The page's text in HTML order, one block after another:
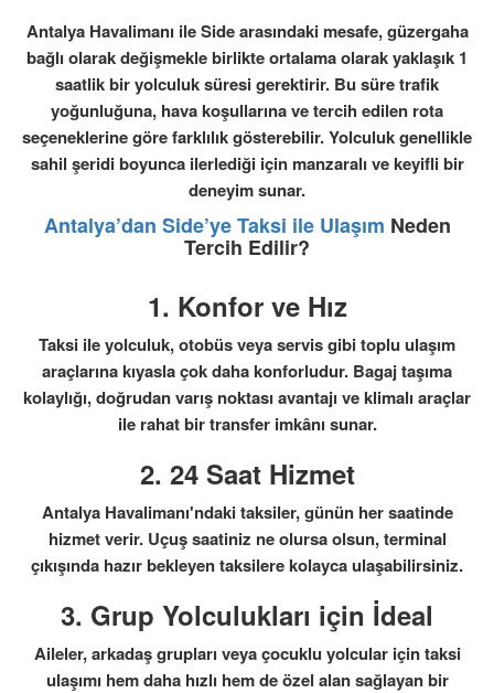
Antalya Havalimanı ile Side arasındaki mesafe, güzergaha
bağlı olarak değişmekle birlikte ortalama olarak yaklaşık 1
saatlik bir yolculuk süresi gerektirir. Bu süre trafik
yoğunluğuna, hava koşullarına ve tercih edilen rota
seçeneklerine göre farklılık gösterebilir. Yolculuk genellikle
sahil şeridi boyunca ilerlediği için manzaralı ve keyifli bir
deneyim sunar.
Antalya’dan Side’ye Taksi ile Ulaşım Neden
Tercih Edilir?
1. Konfor ve Hız
Taksi ile yolculuk, otobüs veya servis gibi toplu ulaşım
araçlarına kıyasla çok daha konforludur. Bagaj taşıma
kolaylığı, doğrudan varış noktası avantajı ve klimalı araçlar
ile rahat bir transfer imkânı sunar.
2. 24 Saat Hizmet
Antalya Havalimanı'ndaki taksiler, günün her saatinde
hizmet verir. Uçuş saatiniz ne olursa olsun, terminal
çıkışında hazır bekleyen taksilere kolayca ulaşabilirsiniz.
3. Grup Yolculukları için İdeal
Aileler, arkadaş grupları veya çocuklu yolcular için taksi
ulaşımı hem daha hızlı hem de özel alan sağlayan bir